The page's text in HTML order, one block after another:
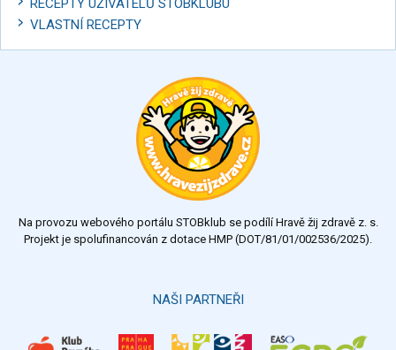
RECEPTY UŽIVATELŮ STOBKLUBU
VLASTNÍ RECEPTY
Na provozu webového portálu STOBklub se podílí Hravě žij zdravě z. s.
Projekt je spolufinancován z dotace HMP (DOT/81/01/002536/2025).
NAŠI PARTNEŘI